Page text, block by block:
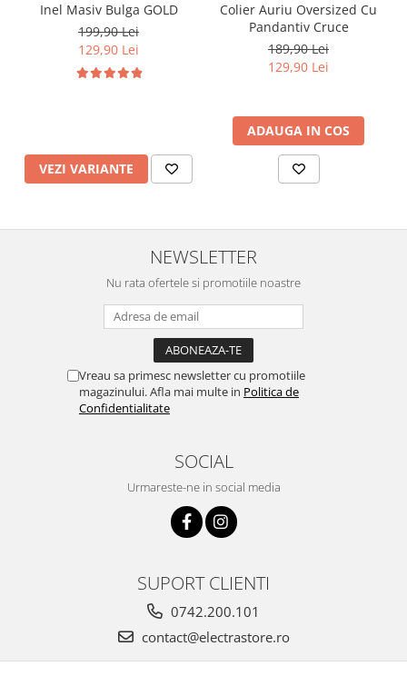
Inel Masiv Bulga GOLD
199,90 Lei
129,90 Lei
VEZI VARIANTE
Colier Auriu Oversized Cu
Pandantiv Cruce
189,90 Lei
129,90 Lei
ADAUGA IN COS
NEWSLETTER
Nu rata ofertele si promotiile noastre
Vreau sa primesc newsletter cu promotiile
magazinului. Afla mai multe in Politica de
Confidentialitate
SOCIAL
Urmareste-ne in social media
SUPORT CLIENTI
0742.200.101
contact@electrastore.ro